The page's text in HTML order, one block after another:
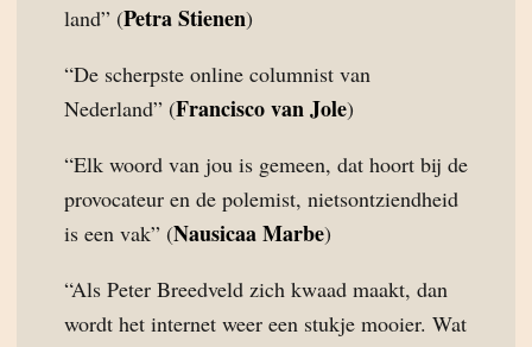
land” (Petra Stienen)
“De scherpste online columnist van
Nederland” (Francisco van Jole)
“Elk woord van jou is gemeen, dat hoort bij de
provocateur en de polemist, nietsontziendheid
is een vak” (Nausicaa Marbe)
“Als Peter Breedveld zich kwaad maakt, dan
wordt het internet weer een stukje mooier. Wat